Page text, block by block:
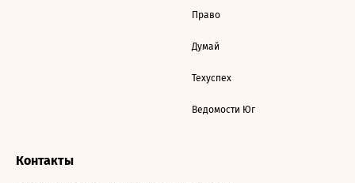
Право
Думай
Техуспех
Ведомости Юг
Контакты